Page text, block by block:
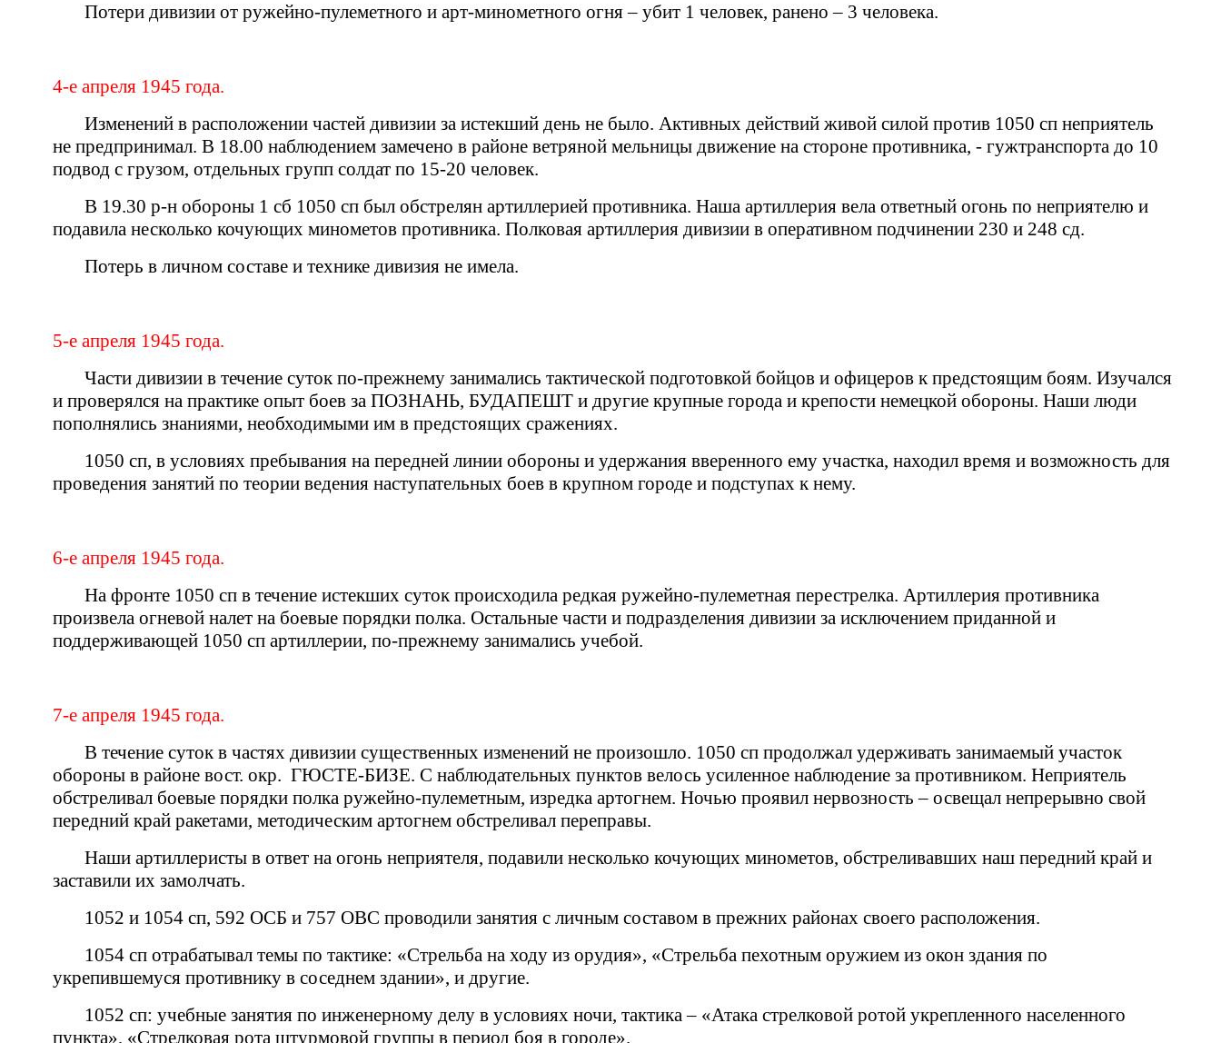
Потери дивизии от ружейно-пулеметного и арт-минометного огня – убит 1 человек, ранено – 3 человека.
4-е апреля 1945 года.
Изменений в расположении частей дивизии за истекший день не было. Активных действий живой силой против 1050 сп неприятель
не предпринимал. В 18.00 наблюдением замечено в районе ветряной мельницы движение на стороне противника, - гужтранспорта до 10
подвод с грузом, отдельных групп солдат по 15-20 человек.
В 19.30 р-н обороны 1 сб 1050 сп был обстрелян артиллерией противника. Наша артиллерия вела ответный огонь по неприятелю и
подавила несколько кочующих минометов противника. Полковая артиллерия дивизии в оперативном подчинении 230 и 248 сд.
Потерь в личном составе и технике дивизия не имела.
5-е апреля 1945 года.
Части дивизии в течение суток по-прежнему занимались тактической подготовкой бойцов и офицеров к предстоящим боям. Изучался
и проверялся на практике опыт боев за ПОЗНАНЬ, БУДАПЕШТ и другие крупные города и крепости немецкой обороны. Наши люди
пополнялись знаниями, необходимыми им в предстоящих сражениях.
1050 сп, в условиях пребывания на передней линии обороны и удержания вверенного ему участка, находил время и возможность для
проведения занятий по теории ведения наступательных боев в крупном городе и подступах к нему.
6-е апреля 1945 года.
На фронте 1050 сп в течение истекших суток происходила редкая ружейно-пулеметная перестрелка. Артиллерия противника
произвела огневой налет на боевые порядки полка. Остальные части и подразделения дивизии за исключением приданной и
поддерживающей 1050 сп артиллерии, по-прежнему занимались учебой.
7-е апреля 1945 года.
В течение суток в частях дивизии существенных изменений не произошло. 1050 сп продолжал удерживать занимаемый участок
обороны в районе вост. окр. ГЮСТЕ-БИЗЕ. С наблюдательных пунктов велось усиленное наблюдение за противником. Неприятель
обстреливал боевые порядки полка ружейно-пулеметным, изредка артогнем. Ночью проявил нервозность – освещал непрерывно свой
передний край ракетами, методическим артогнем обстреливал переправы.
Наши артиллеристы в ответ на огонь неприятеля, подавили несколько кочующих минометов, обстреливавших наш передний край и
заставили их замолчать.
1052 и 1054 сп, 592 ОСБ и 757 ОВС проводили занятия с личным составом в прежних районах своего расположения.
1054 сп отрабатывал темы по тактике: «Стрельба на ходу из орудия», «Стрельба пехотным оружием из окон здания по
укрепившемуся противнику в соседнем здании», и другие.
1052 сп: учебные занятия по инженерному делу в условиях ночи, тактика – «Атака стрелковой ротой укрепленного населенного
пункта», «Стрелковая рота штурмовой группы в период боя в городе».